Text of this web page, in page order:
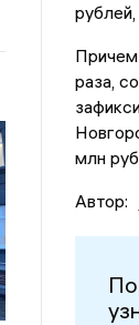
Причем
раза,
млн
Автор: